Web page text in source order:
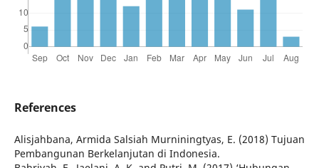
References
Alisjahbana, Armida Salsiah Murniningtyas, E. (2018) Tujuan
Pembangunan Berkelanjutan di Indonesia.